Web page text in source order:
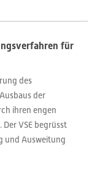
für
des
der
ihren engen
VSE begrüsst
und Ausweitung